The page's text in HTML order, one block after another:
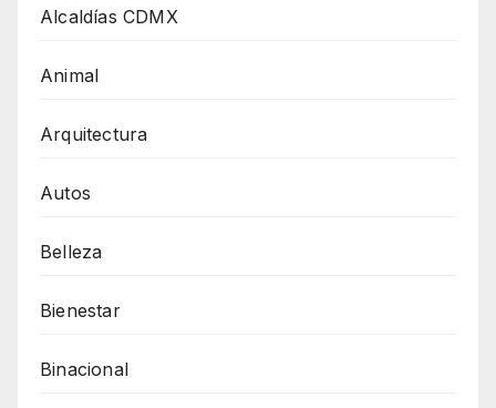
Alcaldías CDMX
Animal
Arquitectura
Autos
Belleza
Bienestar
Binacional